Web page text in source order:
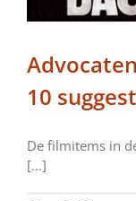
10
De filmitems in
[...]